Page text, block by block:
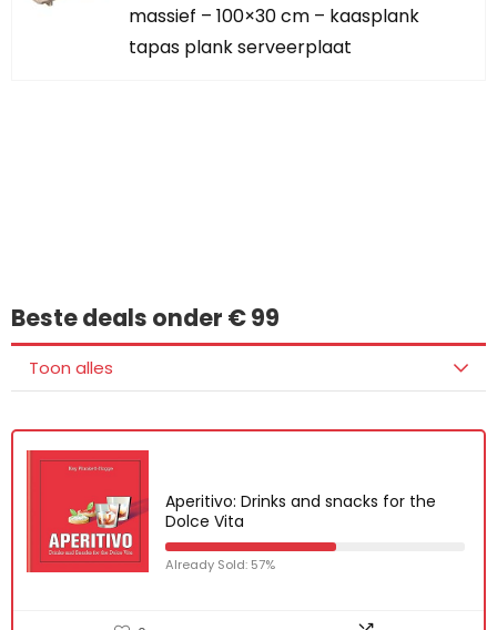
massief – 100×30 cm – kaasplank
tapas plank serveerplaat
Beste deals onder € 99
Toon alles
Aperitivo: Drinks and snacks for the
Dolce Vita
Already Sold: 57%